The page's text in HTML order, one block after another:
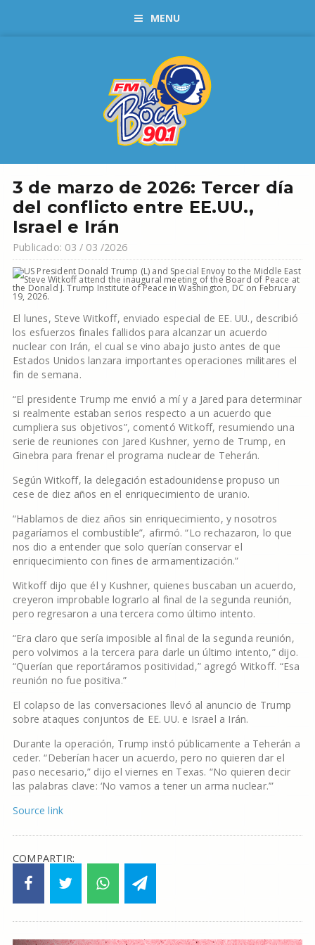
MENU
3 de marzo de 2026: Tercer día
del conflicto entre EE.UU.,
Israel e Irán
Publicado: 03 / 03 /2026
El lunes, Steve Witkoff, enviado especial de EE. UU., describió
los esfuerzos finales fallidos para alcanzar un acuerdo
nuclear con Irán, el cual se vino abajo justo antes de que
Estados Unidos lanzara importantes operaciones militares el
fin de semana.
“El presidente Trump me envió a mí y a Jared para determinar
si realmente estaban serios respecto a un acuerdo que
cumpliera sus objetivos”, comentó Witkoff, resumiendo una
serie de reuniones con Jared Kushner, yerno de Trump, en
Ginebra para frenar el programa nuclear de Teherán.
Según Witkoff, la delegación estadounidense propuso un
cese de diez años en el enriquecimiento de uranio.
“Hablamos de diez años sin enriquecimiento, y nosotros
pagaríamos el combustible”, afirmó. “Lo rechazaron, lo que
nos dio a entender que solo querían conservar el
enriquecimiento con fines de armamentización.”
Witkoff dijo que él y Kushner, quienes buscaban un acuerdo,
creyeron improbable lograrlo al final de la segunda reunión,
pero regresaron a una tercera como último intento.
“Era claro que sería imposible al final de la segunda reunión,
pero volvimos a la tercera para darle un último intento,” dijo.
“Querían que reportáramos positividad,” agregó Witkoff. “Esa
reunión no fue positiva.”
El colapso de las conversaciones llevó al anuncio de Trump
sobre ataques conjuntos de EE. UU. e Israel a Irán.
Durante la operación, Trump instó públicamente a Teherán a
ceder. “Deberían hacer un acuerdo, pero no quieren dar el
paso necesario,” dijo el viernes en Texas. “No quieren decir
las palabras clave: ‘No vamos a tener un arma nuclear.’”
Source link
COMPARTIR: